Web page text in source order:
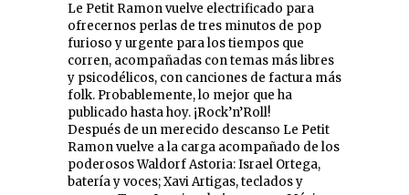
Le Petit Ramon vuelve electrificado para
ofrecernos perlas de tres minutos de pop
furioso y urgente para los tiempos que
corren, acompañadas con temas más libres
y psicodélicos, con canciones de factura más
folk. Probablemente, lo mejor que ha
publicado hasta hoy. ¡Rock’n’Roll!
Después de un merecido descanso Le Petit
Ramon vuelve a la carga acompañado de los
poderosos Waldorf Astoria: Israel Ortega,
batería y voces; Xavi Artigas, teclados y